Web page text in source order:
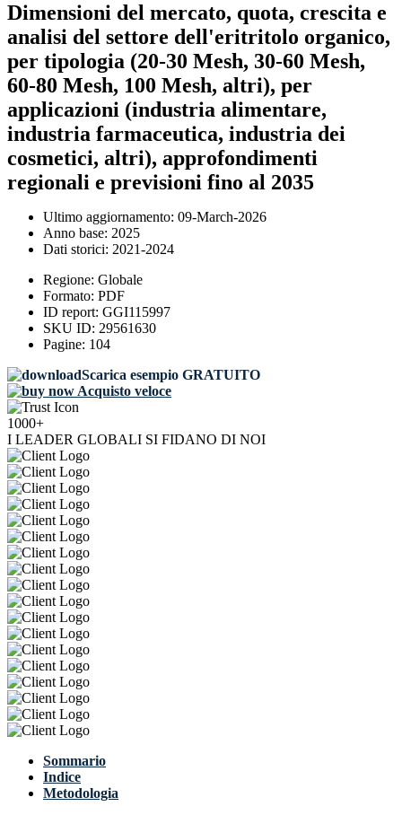
Dimensioni del mercato, quota, crescita e
analisi del settore dell'eritritolo organico,
per tipologia (20-30 Mesh, 30-60 Mesh,
60-80 Mesh, 100 Mesh, altri), per
applicazioni (industria alimentare,
industria farmaceutica, industria dei
cosmetici, altri), approfondimenti
regionali e previsioni fino al 2035
Ultimo aggiornamento: 09-March-2026
Anno base: 2025
Dati storici: 2021-2024
Regione: Globale
Formato: PDF
ID report: GGI115997
SKU ID: 29561630
Pagine: 104
Scarica esempio GRATUITO
Acquisto veloce
1000+
I LEADER GLOBALI SI FIDANO DI NOI
Sommario
Indice
Metodologia